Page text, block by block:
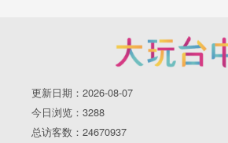
更新日期：2026-08-07
今日浏览：3288
总访客数：24670937